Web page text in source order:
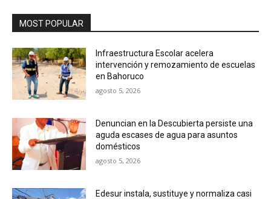
MOST POPULAR
Infraestructura Escolar acelera
intervención y remozamiento de escuelas
en Bahoruco
agosto 5, 2026
Denuncian en la Descubierta persiste una
aguda escases de agua para asuntos
domésticos
agosto 5, 2026
Edesur instala, sustituye y normaliza casi